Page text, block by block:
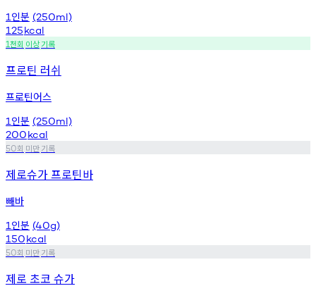
1 인분 (250ml)
125kcal
1천회 이상기록
프로틴 러쉬
프로틴어스
1 인분 (250ml)
200kcal
50회 미만기록
제로슈가 프로틴바
빼바
1 인분 (40g)
150kcal
50회 미만기록
제로 초코 슈가